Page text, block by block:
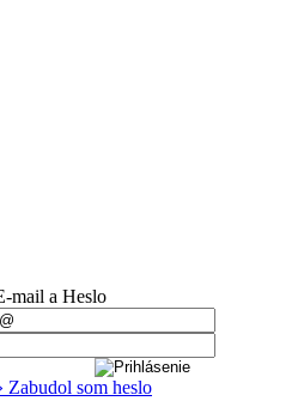
mail a Heslo
Zabudol som heslo